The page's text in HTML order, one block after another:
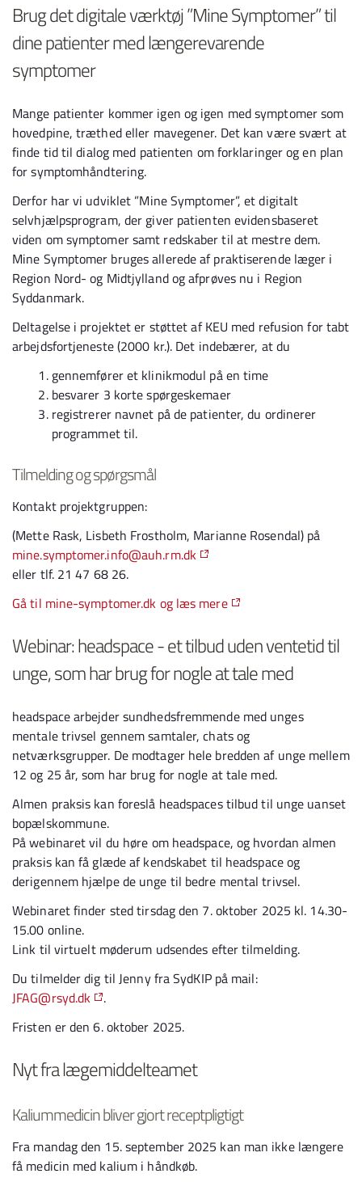
Brug det digitale værktøj ”Mine Symptomer” til
dine patienter med længerevarende
symptomer
Mange patienter kommer igen og igen med symptomer som
hovedpine, træthed eller mavegener. Det kan være svært at
finde tid til dialog med patienten om forklaringer og en plan
for symptomhåndtering.
Derfor har vi udviklet ”Mine Symptomer”, et digitalt
selvhjælpsprogram, der giver patienten evidensbaseret
viden om symptomer samt redskaber til at mestre dem.
Mine Symptomer bruges allerede af praktiserende læger i
Region Nord- og Midtjylland og afprøves nu i Region
Syddanmark.
Deltagelse i projektet er støttet af KEU med refusion for tabt
arbejdsfortjeneste (2000 kr.). Det indebærer, at du
gennemfører et klinikmodul på en time
besvarer 3 korte spørgeskemaer
registrerer navnet på de patienter, du ordinerer
programmet til.
Tilmelding og spørgsmål
Kontakt projektgruppen:
(Mette Rask, Lisbeth Frostholm, Marianne Rosendal) på
mine.symptomer.info@auh.rm.dk
eller tlf. 21 47 68 26.
Gå til mine-symptomer.dk og læs mere
Webinar: headspace - et tilbud uden ventetid til
unge, som har brug for nogle at tale med
headspace arbejder sundhedsfremmende med unges
mentale trivsel gennem samtaler, chats og
netværksgrupper. De modtager hele bredden af unge mellem
12 og 25 år, som har brug for nogle at tale med.
Almen praksis kan foreslå headspaces tilbud til unge uanset
bopælskommune.
På webinaret vil du høre om headspace, og hvordan almen
praksis kan få glæde af kendskabet til headspace og
derigennem hjælpe de unge til bedre mental trivsel.
Webinaret finder sted tirsdag den 7. oktober 2025 kl. 14.30-
15.00 online.
Link til virtuelt møderum udsendes efter tilmelding.
Du tilmelder dig til Jenny fra SydKIP på mail:
JFAG@rsyd.dk
.
Fristen er den 6. oktober 2025.
Nyt fra lægemiddelteamet
Kaliummedicin bliver gjort receptpligtigt
Fra mandag den 15. september 2025 kan man ikke længere
få medicin med kalium i håndkøb.